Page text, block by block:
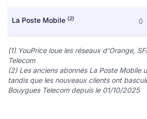
La Poste Mobile (2) 0
(1) YouPrice loue les réseaux d'Orange,
Telecom
(2) Les anciens abonnés La Poste Mobile
tandis que les nouveaux clients ont
Bouygues Telecom depuis le 01/10/2025